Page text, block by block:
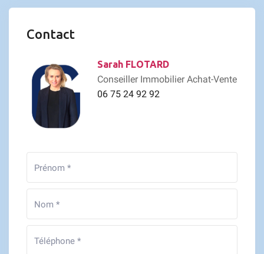
Contact
Sarah FLOTARD
Conseiller Immobilier Achat-Vente
06 75 24 92 92